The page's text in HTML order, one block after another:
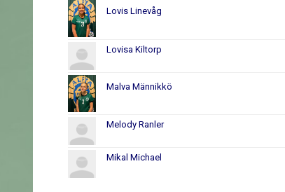
Lovis Linevåg
Lovisa Kiltorp
Malva Männikkö
Melody Ranler
Mikal Michael